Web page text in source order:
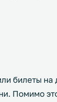
билеты на
Помимо